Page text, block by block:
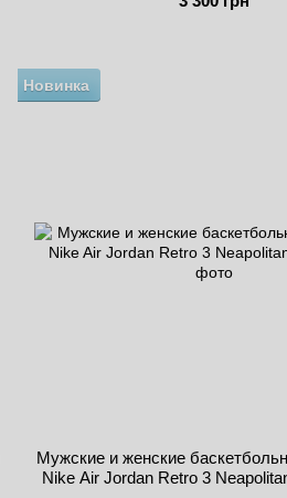
Новинка
Мужские и женские
Nike Air Jordan Retro 3